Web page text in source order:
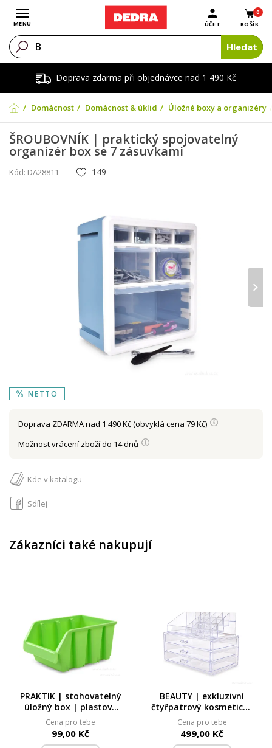
Doprava zdarma při objednávce nad 1 490 Kč
Otevřít menu
MENU
0
KOŠÍK
ÚČET
Hledat
Domácnost Domácnost & úklid Úložné boxy a organizéry
ŠROUBOVNÍK | praktický spojovatelný
organizér box se 7 zásuvkami
Kód: DA28811 149
›
NETTO
Doprava ZDARMA nad 1 490 Kč(obvyklá cena 79 Kč)
Možnost vrácení zboží do 14 dnů
Kde v katalogu
Sdílej
Zákazníci také nakupují
PRAKTIK | stohovatelný
úložný box | plastový
organizér na domácí
drobnosti
Cena pro tebe
99,00 Kč
BEAUTY | exkluzivní
čtyřpatrový kosmetický
organizér | 3 zásuvky +
16 přihrádek | čirý plast
Cena pro tebe
499,00 Kč